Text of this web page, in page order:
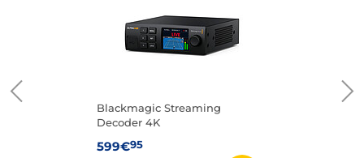
Blackmagic Streaming
Decoder 4K
599€95